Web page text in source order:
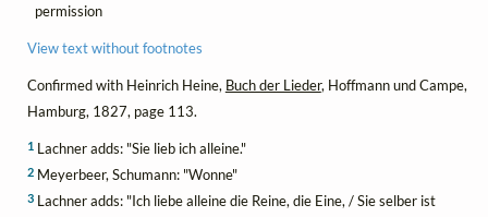
permission
View text without footnotes
Confirmed with Heinrich Heine, Buch der Lieder, Hoffmann und Campe,
Hamburg, 1827, page 113.
1Lachner adds: "Sie lieb ich alleine."
2Meyerbeer, Schumann: "Wonne"
3Lachner adds: "Ich liebe alleine die Reine, die Eine, / Sie selber ist